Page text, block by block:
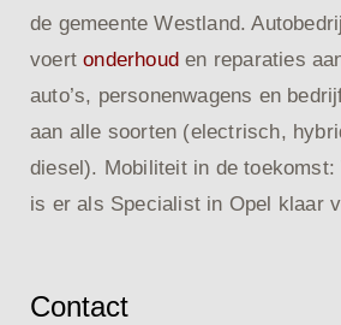
de gemeente Westland.
voertonderhoud en reparaties
auto’s, personenwagens en
aan alle soorten (electrisch,
diesel). Mobiliteit in de toekomst:
is er als Specialist in Opel klaar
Contact